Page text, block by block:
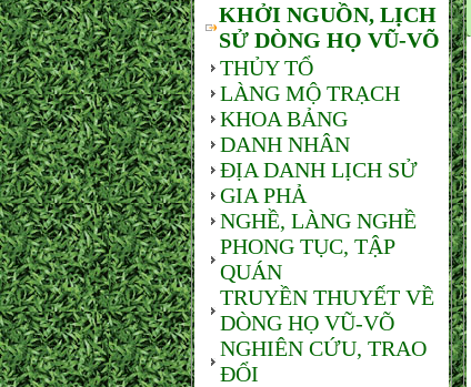
KHỞI NGUỒN, LỊCH
SỬ DÒNG HỌ VŨ-VÕ
THỦY TỔ
LÀNG MỘ TRẠCH
KHOA BẢNG
DANH NHÂN
ĐỊA DANH LỊCH SỬ
GIA PHẢ
NGHỀ, LÀNG NGHỀ
PHONG TỤC, TẬP
QUÁN
TRUYỀN THUYẾT VỀ
DÒNG HỌ VŨ-VÕ
NGHIÊN CỨU, TRAO
ĐỔI